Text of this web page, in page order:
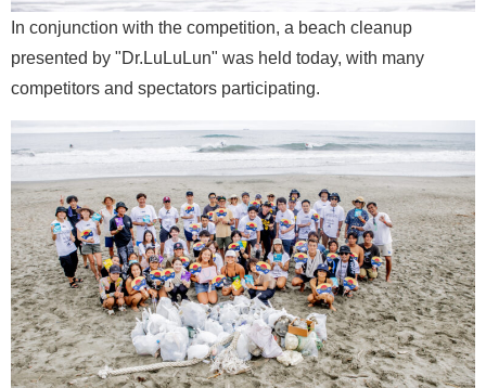
In conjunction with the competition, a beach cleanup
presented by "Dr.LuLuLun" was held today, with many
competitors and spectators participating.